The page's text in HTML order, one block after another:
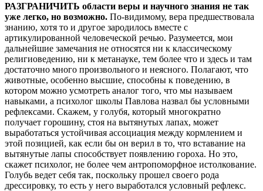
РАЗГРАНИЧИТЬ области веры и научного знания не так
уже легко, но возможно. По-видимому, вера предшествовала
знанию, хотя то и другое зародилось вместе с
артикулированной человеческой речью. Разумеется, мои
дальнейшие замечания не относятся ни к классическому
религиоведению, ни к метанауке, тем более что и здесь и там
достаточно много произвольного и неясного. Полагают, что
животные, особенно высшие, способны к поведению, в
котором можно усмотреть аналог того, что мы называем
навыками, а психолог школы Павлова назвал бы условными
рефлексами. Скажем, у голубя, который многократно
получает горошину, стоя на вытянутых лапах, может
выработаться устойчивая ассоциация между кормлением и
этой позицией, как если бы он верил в то, что вставание на
вытянутые лапы способствует появлению гороха. Но это,
скажет психолог, не более чем антропоморфное истолкование.
Голубь ведет себя так, поскольку прошел своего рода
дрессировку, то есть у него выработался условный рефлекс.